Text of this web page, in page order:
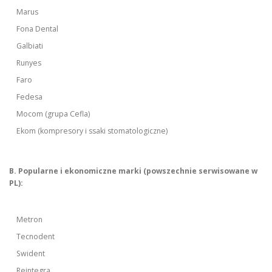
Marus
Fona Dental
Galbiati
Runyes
Faro
Fedesa
Mocom (grupa Cefla)
Ekom (kompresory i ssaki stomatologiczne)
B. Popularne i ekonomiczne marki (powszechnie serwisowane w
PL):
Metron
Tecnodent
Swident